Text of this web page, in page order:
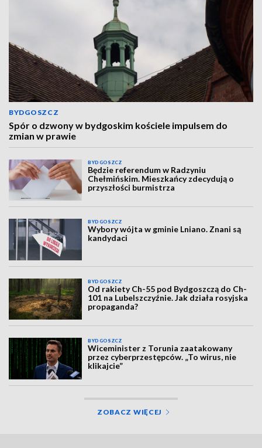
BYDGOSZCZ
Spór o dzwony w bydgoskim kościele impulsem do
zmian w prawie
BYDGOSZCZ
Będzie referendum w Radzyniu
Chełmińskim. Mieszkańcy zdecydują o
przyszłości burmistrza
BYDGOSZCZ
Wybory wójta w gminie Lniano. Znani są
kandydaci
BYDGOSZCZ
Od rakiety Ch-55 pod Bydgoszczą do Ch-
101 na Lubelszczyźnie. Jak działa rosyjska
propaganda?
BYDGOSZCZ
Wiceminister z Torunia zaatakowany
przez cyberprzestępców. „To wirus, nie
klikajcie”
ZOBACZ WIĘCEJ